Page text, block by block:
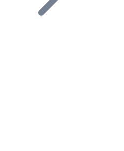
tu ecosistema.
distribuidores.
ecosistema.